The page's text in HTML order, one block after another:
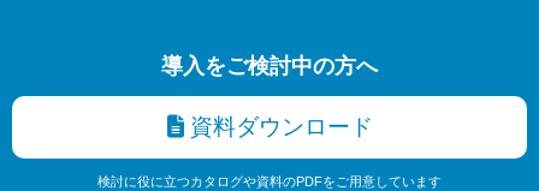
導入をご検討中の方へ
資料ダウンロード
検討に役に立つカタログや資料のPDFをご用意しています